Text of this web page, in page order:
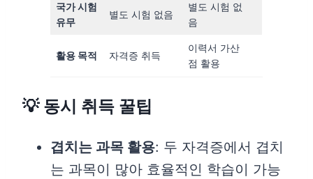
국가 시험
유무
별도 시험 없음
별도 시험 없
음
활용 목적 자격증 취득
이력서 가산
점 활용
💡 동시 취득 꿀팁
겹치는 과목 활용: 두 자격증에서 겹치
는 과목이 많아 효율적인 학습이 가능